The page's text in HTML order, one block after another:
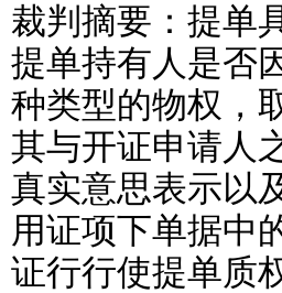
裁判摘要：提单
提单持有人是否
种类型的物权，
其与开证申请人
真实意思表示以
用证项下单据中
证行行使提单质